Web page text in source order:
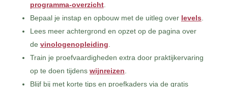
programma-overzicht.
Bepaal je instap en opbouw met de uitleg over levels
Lees meer achtergrond en opzet op de pagina over
de vinologenopleiding
Train je proefvaardigheden extra door praktijkervaring
op te doen tijdens wijnreizen
Blijf bij met korte tips en proefkaders via de gratis